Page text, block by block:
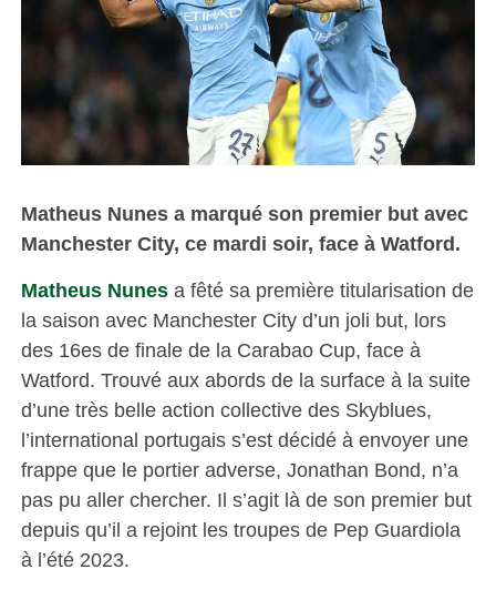
Matheus Nunes a marqué son premier but avec
Manchester City, ce mardi soir, face à Watford.
Matheus Nunesa fêté sa première titularisation de
la saison avec Manchester City d’un joli but, lors
des 16es de finale de la Carabao Cup, face à
Watford. Trouvé aux abords de la surface à la suite
d’une très belle action collective des Skyblues,
l’international portugais s’est décidé à envoyer une
frappe que le portier adverse, Jonathan Bond, n’a
pas pu aller chercher. Il s’agit là de son premier but
depuis qu’il a rejoint les troupes de Pep Guardiola
à l’été 2023.